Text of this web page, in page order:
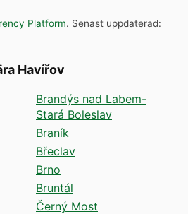
Platform. Senast uppdaterad:
Havířov
Brandýs nad Labem-
Stará Boleslav
Braník
Břeclav
Brno
Bruntál
Černý Most